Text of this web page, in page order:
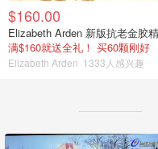
$160.00
满$160就送全礼！ 买60颗刚好
Elizabeth Arden 1333人感兴趣